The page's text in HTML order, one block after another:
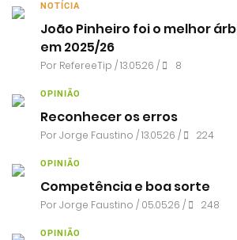
NOTÍCIA
João Pinheiro foi o melhor
em 2025/26
Por RefereeTip / 13.05.26 / 8
OPINIÃO
Reconhecer os erros
PorJorge Faustino / 13.05.26 / 224
OPINIÃO
Competência e boa sorte
PorJorge Faustino / 05.05.26 / 248
OPINIÃO